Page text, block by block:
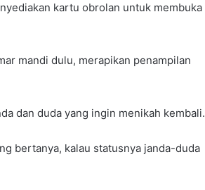
kartu obrolan untuk membuka
mandi dulu, merapikan penampilan
dan duda yang ingin menikah kembali.
bertanya, kalau statusnya janda-duda